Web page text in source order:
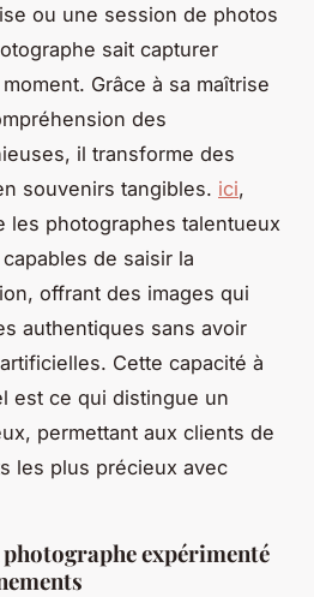
ou une session de photos
sait capturer
Grâce à sa maîtrise
des
il transforme des
souvenirs tangibles. ici,
les photographes talentueux
de saisir la
offrant des images qui
authentiques sans avoir
Cette capacité à
est ce qui distingue un
permettant aux clients de
les plus précieux avec
expérimenté